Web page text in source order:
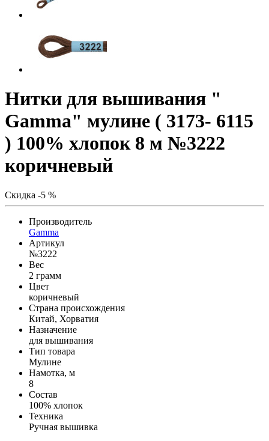
Нитки для вышивания "
Gamma" мулине ( 3173- 6115
) 100% хлопок 8 м №3222
коричневый
Скидка -5 %
Производитель
Gamma
Артикул
№3222
Вес
2 грамм
Цвет
коричневый
Страна происхождения
Китай, Хорватия
Назначение
для вышивания
Тип товара
Мулине
Намотка, м
8
Состав
100% хлопок
Техника
Ручная вышивка